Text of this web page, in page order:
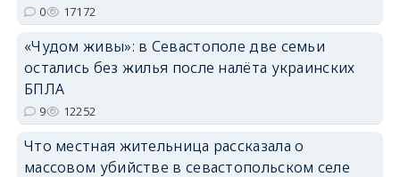
0 17172
«Чудом живы»: в Севастополе две семьи
остались без жилья после налёта украинских
БПЛА
9 12252
Что местная жительница рассказала о
массовом убийстве в севастопольском селе